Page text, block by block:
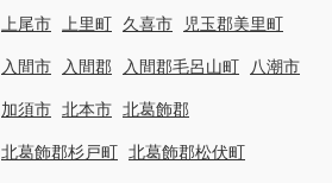
上尾市 上里町 久喜市 児玉郡美里町
入間市 入間郡 入間郡毛呂山町 八潮市
加須市 北本市 北葛飾郡
北葛飾郡杉戸町 北葛飾郡松伏町